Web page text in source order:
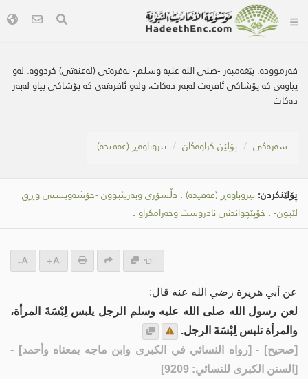
فەرموودە:پێغەمبەر -صلى اللە علیە وسلم- نەفرەتی (لەعنەتی) کردووە: لەو
پیاوەى کە پۆشاکی ئافرەت لەبەر دەکات، ولەو ئافرەتەى کە پۆشاکی پیاو لەبەر
دەکات
سه‌ره‌كی پۆلێن کراوەکان بیروباوەڕ (عەقیدە)
پۆلێنکردن: بیروباوەڕ (عەقیدە) . دڵسۆزی وبەریئبوون -خۆشەویستی وڕق
لێبون- . خۆپێچواندنی نادروست وحەرامكراو .
PDF
+
-
عن أبي هريرة رضي الله عنه قال:
لعن رسول الله صلى الله عليه وسلم الرجل يلبس لِبْسَةَ المرأة،
والمرأة تلبس لِبْسَةَ الرجل.
[صحيح] - [رواه النسائي في الكبرى وابن ماجه بمعناه وأحمد] -
[السنن الكبرى للنسائي: 9209]